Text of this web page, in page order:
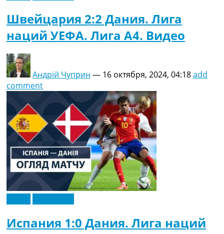
Швейцария 2:2 Дания. Лига
наций УЕФА. Лига A4. Видео
Андрій Чуприн — 16 октября, 2024, 04:18add
comment
Испания 1:0 Дания. Лига наций